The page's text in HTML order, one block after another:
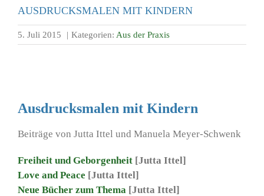
AUSDRUCKSMALEN MIT KINDERN
5. Juli 2015 | Kategorien: Aus der Praxis
Ausdrucksmalen mit Kindern
Beiträge von Jutta Ittel und Manuela Meyer-Schwenk
Freiheit und Geborgenheit [Jutta Ittel]
Love and Peace [Jutta Ittel]
Neue Bücher zum Thema [Jutta Ittel]